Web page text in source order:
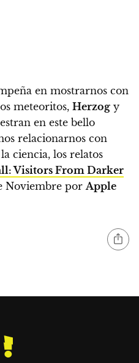
en mostrarnos con
meteoritos, Herzog y
en este bello
relacionarnos con
ciencia, los relatos
Visitors From Darker
Noviembre porApple